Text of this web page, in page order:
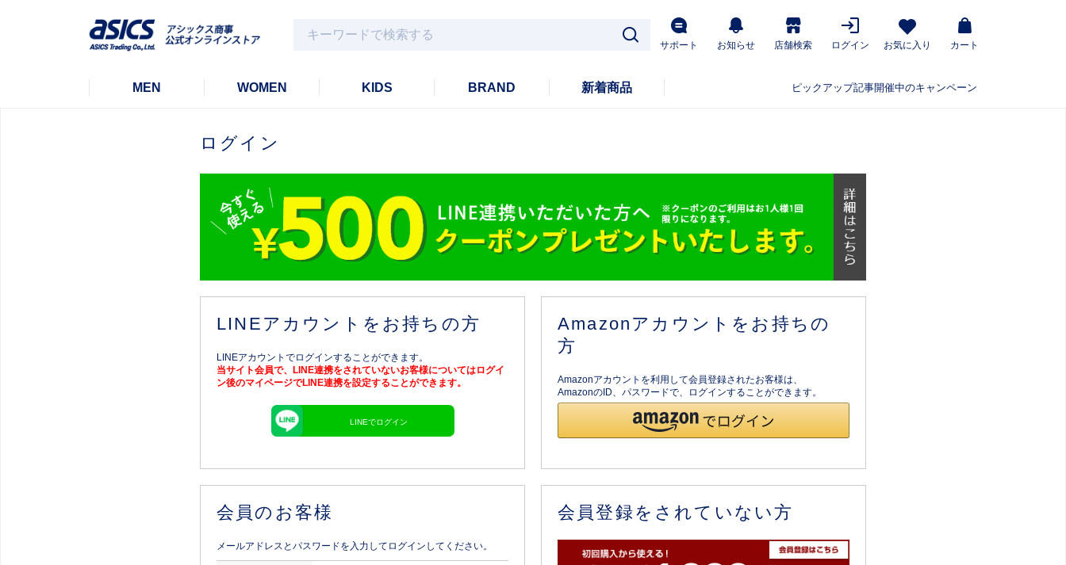
サポート お知らせ 店舗検索 ログイン お気に入り カート
MEN WOMEN KIDS BRAND 新着商品 ピックアップ記事開催中のキャンペーン
ログイン
LINEアカウントをお持ちの方
LINEアカウントでログインすることができます。
当サイト会員で、LINE連携をされていないお客様についてはログイ
ン後のマイページでLINE連携を設定することができます。
LINEでログイン
Amazonアカウントをお持ちの
方
Amazonアカウントを利用して会員登録されたお客様は、
AmazonのID、パスワードで、ログインすることができます。
会員のお客様
メールアドレスとパスワードを入力してログインしてください。
会員登録をされていない方